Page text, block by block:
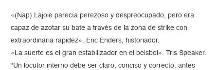
«(Nap) Lajoie parecía perezoso y despreocupado, pero era
capaz de azotar su bate a través de la zona de strike con
extraordinaria rapidez». Eric Enders, historiador.
«La suerte es el gran estabilizador en el beisbol». Tris Speaker.
“Un locutor interno debe ser claro, conciso y correcto, antes